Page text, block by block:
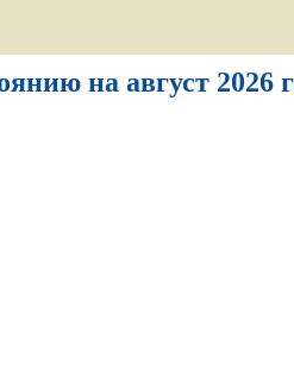
на август 2026